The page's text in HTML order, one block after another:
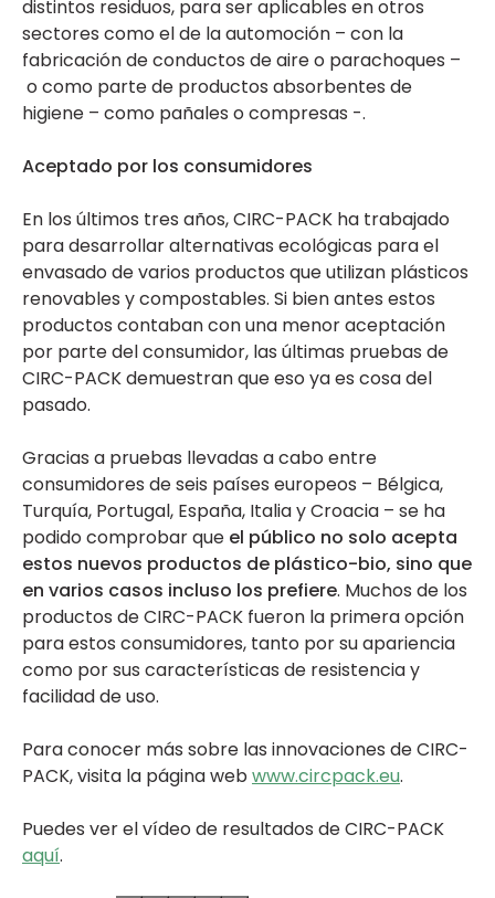
distintos residuos, para ser aplicables en otros
sectores como el de la automoción – con la
fabricación de conductos de aire o parachoques –
o como parte de productos absorbentes de
higiene – como pañales o compresas -.
Aceptado por los consumidores
En los últimos tres años, CIRC-PACK ha trabajado
para desarrollar alternativas ecológicas para el
envasado de varios productos que utilizan plásticos
renovables y compostables. Si bien antes estos
productos contaban con una menor aceptación
por parte del consumidor, las últimas pruebas de
CIRC-PACK demuestran que eso ya es cosa del
pasado.
Gracias a pruebas llevadas a cabo entre
consumidores de seis países europeos – Bélgica,
Turquía, Portugal, España, Italia y Croacia – se ha
podido comprobar que el público no solo acepta
estos nuevos productos de plástico-bio, sino que
en varios casos incluso los prefiere. Muchos de los
productos de CIRC-PACK fueron la primera opción
para estos consumidores, tanto por su apariencia
como por sus características de resistencia y
facilidad de uso.
Para conocer más sobre las innovaciones de CIRC-
PACK, visita la página web www.circpack.eu.
Puedes ver el vídeo de resultados de CIRC-PACK
aquí.